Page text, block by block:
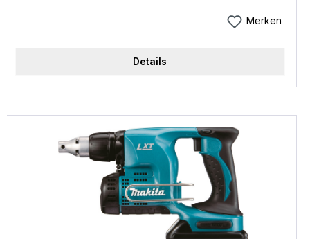
Anzugsdrehmoment von 180 Nm bietet, geeignet
Arbeitslicht für zusätzliche Beleuchtung.
Holzmodus und 2 T-Modi für verschiedene
mit nur 116 mm Gehäuselänge Verbesserte
Spindellagagerung durch doppeltes Kugellager
LED rechts und links am Gehäuse zur optimalen
Ausleuchtung Bürstenloser Motor für mehr
Ausdauer, längere Lebensdauer und kompaktere
Bauweise XPT - Xtreme Protection Technology.
Merken
Details